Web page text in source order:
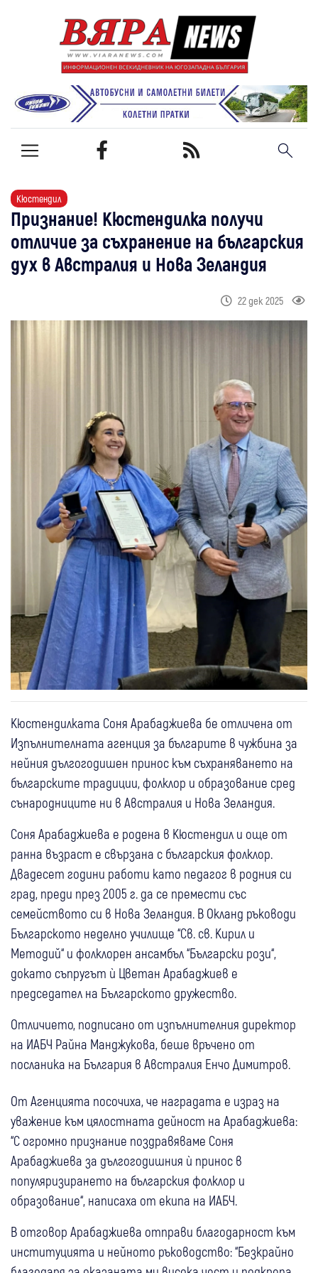
Кюстендил
Признание! Кюстендилка получи
отличие за съхранение на българския
дух в Австралия и Нова Зеландия
22 дек 2025
Кюстендилката Соня Арабаджиева бе отличена от
Изпълнителната агенция за българите в чужбина за
нейния дългогодишен принос към съхраняването на
българските традиции, фолклор и образование сред
сънародниците ни в Австралия и Нова Зеландия.
Соня Арабаджиева е родена в Кюстендил и още от
ранна възраст е свързана с българския фолклор.
Двадесет години работи като педагог в родния си
град, преди през 2005 г. да се премести със
семейството си в Нова Зеландия. В Окланд ръководи
Българското неделно училище “Св. св. Кирил и
Методий“ и фолклорен ансамбъл “Български рози“,
докато съпругът ѝ Цветан Арабаджиев е
председател на Българското дружество.
Отличието, подписано от изпълнителния директор
на ИАБЧ Райна Манджукова, беше връчено от
посланика на България в Австралия Енчо Димитров.
От Агенцията посочиха, че наградата е израз на
уважение към цялостната дейност на Арабаджиева:
“С огромно признание поздравяваме Соня
Арабаджиева за дългогодишния ѝ принос в
популяризирането на българския фолклор и
образование“, написаха от екипа на ИАБЧ.
В отговор Арабаджиева отправи благодарност към
институцията и нейното ръководство: “Безкрайно